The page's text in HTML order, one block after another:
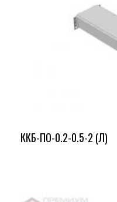
ККБ-ПО-0.2-0.5-2 (Л)